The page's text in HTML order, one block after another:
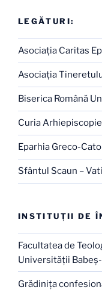
LEGĂTURI:
Asociaţia Caritas
Asociaţia
Biserica Română
Curia
Eparhia Greco-
Sfântul Scaun –
INSTITUŢII DE
Facultatea de
Universităţii
Grădiniţa